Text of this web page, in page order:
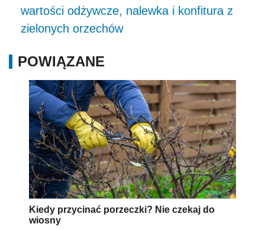
wartości odżywcze, nalewka i konfitura z
zielonych orzechów
POWIĄZANE
Kiedy przycinać porzeczki? Nie czekaj do
wiosny